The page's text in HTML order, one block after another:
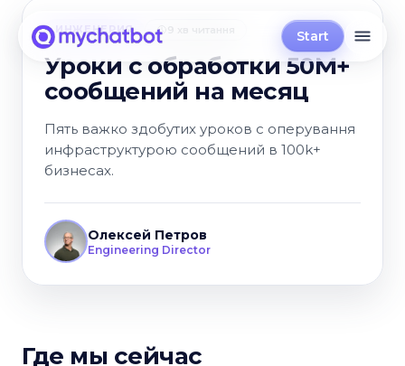
Start
ИНЖЕНЕРИЯ
Уроки с обработки 50М+
сообщений на месяц
Пять важко здобутих уроков с оперування
инфраструктурою сообщений в 100k+
бизнесах.
Олексей Петров
Engineering Director
Где мы сейчас